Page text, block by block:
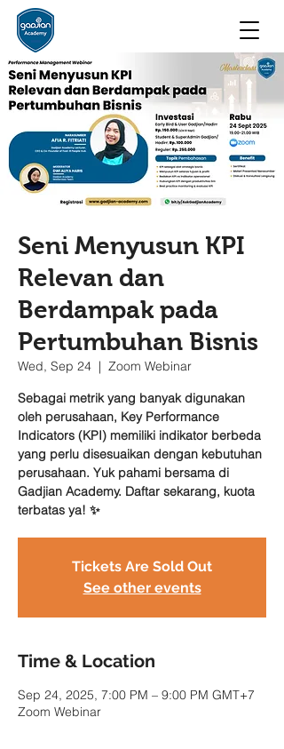
Seni Menyusun KPI
Relevan dan
Berdampak pada
Pertumbuhan Bisnis
Wed, Sep 24
  |
Zoom Webinar
Sebagai metrik yang banyak digunakan
oleh perusahaan, Key Performance
Indicators (KPI) memiliki indikator berbeda
yang perlu disesuaikan dengan kebutuhan
perusahaan. Yuk pahami bersama di
Gadjian Academy. Daftar sekarang, kuota
terbatas ya! ✨
Tickets Are Sold Out
See other events
Time & Location
Sep 24, 2025, 7:00 PM – 9:00 PM GMT+7
Zoom Webinar